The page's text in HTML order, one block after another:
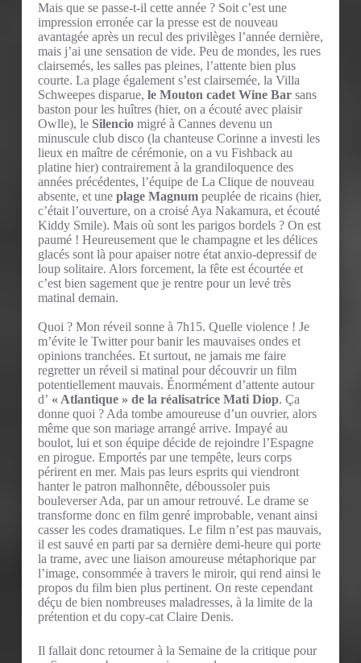
Mais que se passe-t-il cette année ? Soit c’est une
impression erronée car la presse est de nouveau
avantagée après un recul des privilèges l’année dernière,
mais j’ai une sensation de vide. Peu de mondes, les rues
clairsemés, les salles pas pleines, l’attente bien plus
courte. La plage également s’est clairsemée, la Villa
Schweepes disparue, le Mouton cadet Wine Barsans
baston pour les huîtres (hier, on a écouté avec plaisir
Owlle), le Silenciomigré à Cannes devenu un
minuscule club disco (la chanteuse Corinne a investi les
lieux en maître de cérémonie, on a vu Fishback au
platine hier) contrairement à la grandiloquence des
années précédentes, l’équipe de La Clique de nouveau
absente, et une plage Magnumpeuplée de ricains (hier,
c’était l’ouverture, on a croisé Aya Nakamura, et écouté
Kiddy Smile). Mais où sont les parigos bordels ? On est
paumé ! Heureusement que le champagne et les délices
glacés sont là pour apaiser notre état anxio-depressif de
loup solitaire. Alors forcement, la fête est écourtée et
c’est bien sagement que je rentre pour un levé très
matinal demain.
Quoi ? Mon réveil sonne à 7h15. Quelle violence ! Je
m’évite le Twitter pour banir les mauvaises ondes et
opinions tranchées. Et surtout, ne jamais me faire
regretter un réveil si matinal pour découvrir un film
potentiellement mauvais. Énormément d’attente autour
d’ « Atlantique » de la réalisatrice Mati Diop. Ça
donne quoi ? Ada tombe amoureuse d’un ouvrier, alors
même que son mariage arrangé arrive. Impayé au
boulot, lui et son équipe décide de rejoindre l’Espagne
en pirogue. Emportés par une tempête, leurs corps
périrent en mer. Mais pas leurs esprits qui viendront
hanter le patron malhonnête, déboussoler puis
bouleverser Ada, par un amour retrouvé. Le drame se
transforme donc en film genré improbable, venant ainsi
casser les codes dramatiques. Le film n’est pas mauvais,
il est sauvé en parti par sa dernière demi-heure qui porte
la trame, avec une liaison amoureuse métaphorique par
l’image, consommée à travers le miroir, qui rend ainsi le
propos du film bien plus pertinent. On reste cependant
déçu de bien nombreuses maladresses, à la limite de la
prétention et du copy-cat Claire Denis.
Il fallait donc retourner à la Semaine de la critique pour